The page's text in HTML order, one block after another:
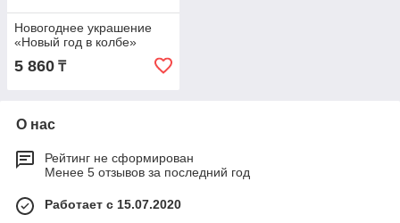
Новогоднее украшение
«Новый год в колбе»
5 860 ₸
О нас
Рейтинг не сформирован
Менее 5 отзывов за последний год
Работает с 15.07.2020